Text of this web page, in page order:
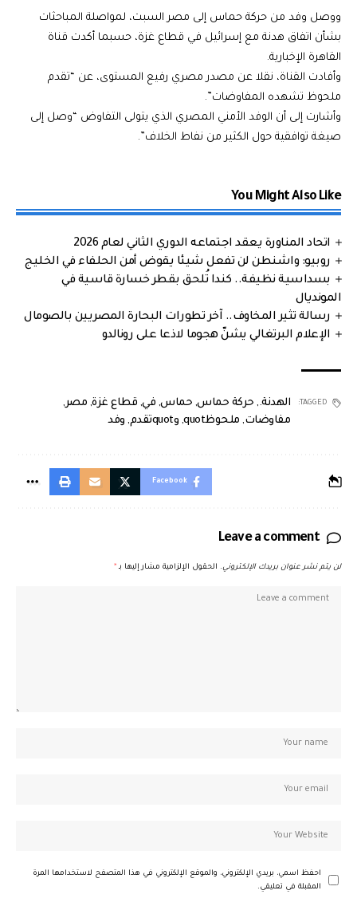
ووصل وفد من حركة حماس إلى مصر السبت، لمواصلة المباحثات
بشأن اتفاق هدنة مع إسرائيل في قطاع غزة، حسبما أكدت قناة
القاهرة الإخبارية.
وأفادت القناة، نقلا عن مصدر مصري رفيع المستوى، عن “تقدم
ملحوظ تشهده المفاوضات”.
وأشارت إلى أن الوفد الأمني المصري الذي يتولى التفاوض “وصل إلى
صيغة توافقية حول الكثير من نفاط الخلاف”.
You Might Also Like
اتحاد المناورة يعقد اجتماعه الدوري الثاني لعام 2026
روبيو: واشنطن لن تفعل شيئا يقوض أمن الحلفاء في الخليج
بسداسية نظيفة.. كندا تُلحق بقطر خسارة قاسية في
المونديال
رسالة تثير المخاوف.. آخر تطورات البحارة المصريين بالصومال
الإعلام البرتغالي يشنّ هجوما لاذعا على رونالدو
TAGGED: الهدنة., حركة حماس, حماس, في, قطاع غزة, مصر ,
مفاوضات, ملحوظquot , وquotتقدم , وفد
Facebook
Leave a comment
لن يتم نشر عنوان بريدك الإلكتروني. الحقول الإلزامية مشار إليها بـ *
احفظ اسمي، بريدي الإلكتروني، والموقع الإلكتروني في هذا المتصفح لاستخدامها المرة
المقبلة في تعليقي.